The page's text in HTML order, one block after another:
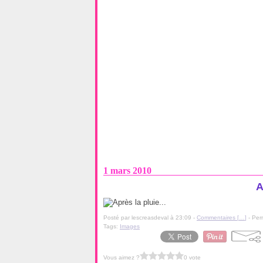
1 mars 2010
Posté par lescreasdeval à 23:09 - Commentaires [ ] -
Tags: Images
Vous aimez ? 0 vote